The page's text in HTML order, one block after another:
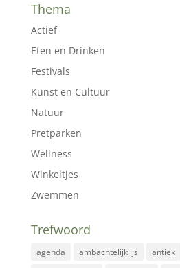
Thema
Actief
Eten en Drinken
Festivals
Kunst en Cultuur
Natuur
Pretparken
Wellness
Winkeltjes
Zwemmen
Trefwoord
agenda ambachtelijk ijs antiek